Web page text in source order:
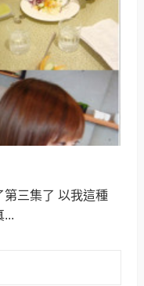
第三集了 以我這種
...